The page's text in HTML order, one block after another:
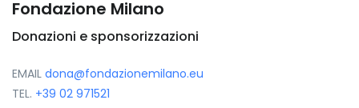
Fondazione Milano
Donazioni e sponsorizzazioni
EMAIL dona@fondazionemilano.eu
TEL. +39 02 971521